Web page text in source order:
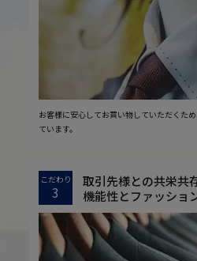
お客様に安心してお買い物していただくた
ています。
こだわり
3
取引先様との共栄共
機能性とファッショ